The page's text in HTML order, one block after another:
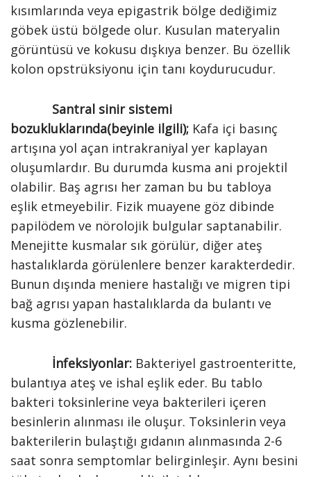
kısımlarında veya epigastrik bölge dediğimiz
göbek üstü bölgede olur. Kusulan materyalin
görüntüsü ve kokusu dışkıya benzer. Bu özellik
kolon opstrüksiyonu için tanı koydurucudur.
Santral sinir sistemi
bozukluklarında(beyinle ilgili); Kafa içi basınç
artışına yol açan intrakraniyal yer kaplayan
oluşumlardır. Bu durumda kusma ani projektil
olabilir. Baş agrısı her zaman bu bu tabloya
eşlik etmeyebilir. Fizik muayene göz dibinde
papilödem ve nörolojik bulgular saptanabilir.
Menejitte kusmalar sık görülür, diğer ateş
hastalıklarda görülenlere benzer karakterdedir.
Bunun dışında meniere hastalığı ve migren tipi
bağ agrısı yapan hastalıklarda da bulantı ve
kusma gözlenebilir.
İnfeksiyonlar: Bakteriyel gastroenteritte,
bulantıya ateş ve ishal eşlik eder. Bu tablo
bakteri toksinlerine veya bakterileri içeren
besinlerin alınması ile oluşur. Toksinlerin veya
bakterilerin bulaştığı gıdanın alınmasında 2-6
saat sonra semptomlar belirginleşir. Aynı besini